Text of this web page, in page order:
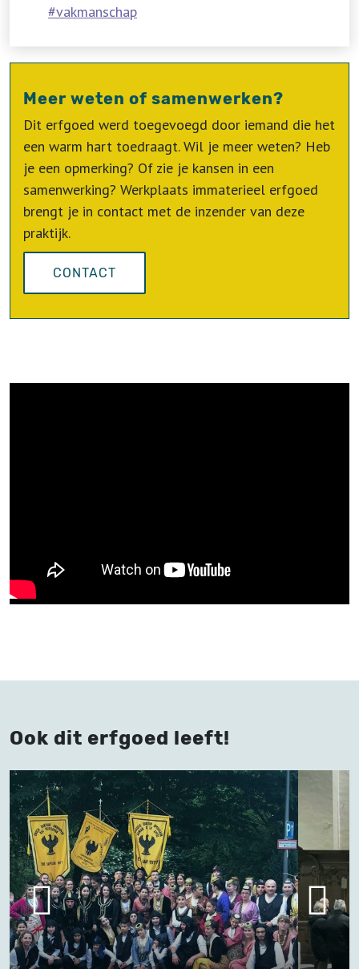
vakmanschap
Meer weten of samenwerken?
Dit erfgoed werd toegevoegd door iemand die het
een warm hart toedraagt. Wil je meer weten? Heb
je een opmerking? Of zie je kansen in een
samenwerking? Werkplaats immaterieel erfgoed
brengt je in contact met de inzender van deze
praktijk.
CONTACT
Ook dit erfgoed leeft!